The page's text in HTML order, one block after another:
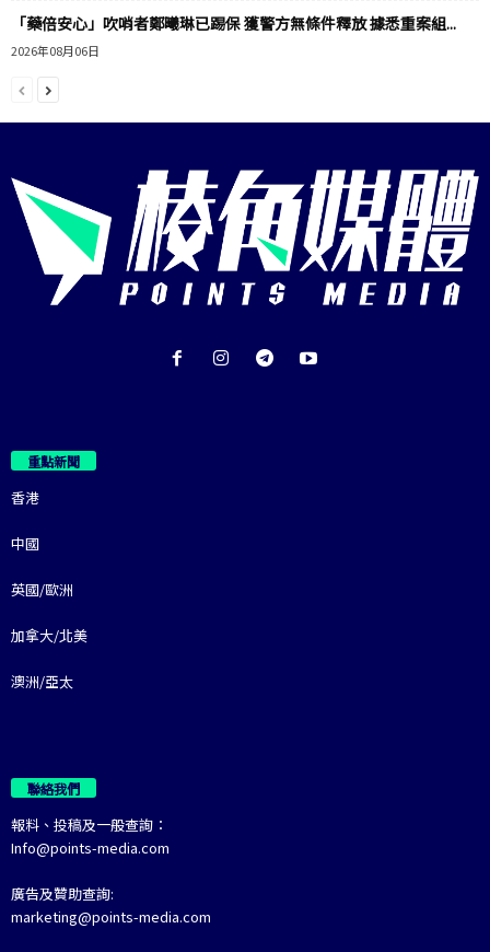
「藥倍安心」吹哨者鄭曦琳已踢保 獲警方無條件釋放 據悉重案組...
2026年08月06日
重點新聞
香港
中國
英國/歐洲
加拿大/北美
澳洲/亞太
聯絡我們
報料、投稿及一般查詢：
Info@points-media.com
廣告及贊助查詢:
marketing@points-media.com